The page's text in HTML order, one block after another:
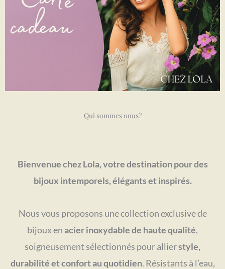
Qui sommes nous?
Bienvenue chez Lola, votre destination pour des
bijoux intemporels, élégants et inspirés.
Nous vous proposons une collection exclusive de
bijoux enacier inoxydable de haute qualité,
soigneusement sélectionnés pour allierstyle,
durabilité et confort au quotidien. Résistants à l’eau,